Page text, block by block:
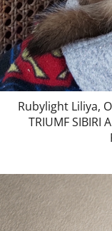
Rubylight Liliya,
TRIUMF SIBIRI